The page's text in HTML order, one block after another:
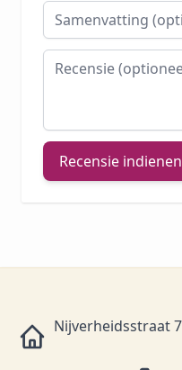
Samenvatting
Recensie
Recensie indienen
Nijverheidsstraat